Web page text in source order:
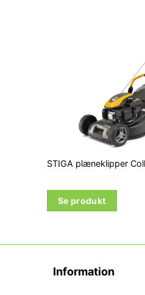
STIGA plæneklipper
Se produkt
Information